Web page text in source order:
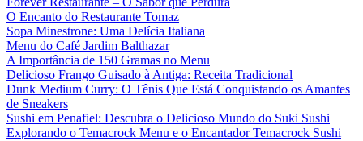
O Encanto do Restaurante Tomaz
Sopa Minestrone: Uma Delícia Italiana
Menu do Café Jardim Balthazar
A Importância de 150 Gramas no Menu
Delicioso Frango Guisado à Antiga: Receita Tradicional
Dunk Medium Curry: O Tênis Que Está Conquistando os Amantes
de Sneakers
Sushi em Penafiel: Descubra o Delicioso Mundo do Suki Sushi
Explorando o Temacrock Menu e o Encantador Temacrock Sushi